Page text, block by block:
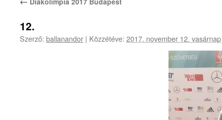
12.
Szerző: ballanandor | Közzétéve: 2017. november 12. vasárnap